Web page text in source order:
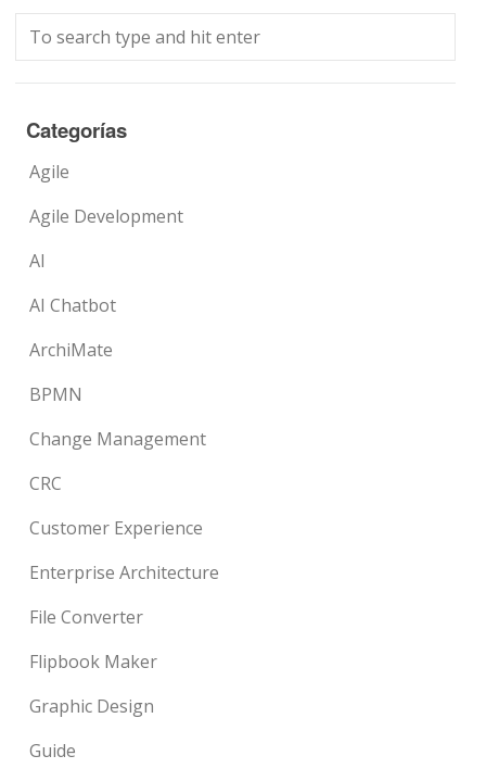
Categorías
Agile
Agile Development
AI
AI Chatbot
ArchiMate
BPMN
Change Management
CRC
Customer Experience
Enterprise Architecture
File Converter
Flipbook Maker
Graphic Design
Guide